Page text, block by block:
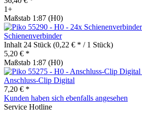
1+
Maßstab 1:87 (H0)
Schienenverbinder
Inhalt 24 Stück (0,22 € * / 1 Stück)
5,20 € *
Maßstab 1:87 (H0)
Anschluss-Clip Digital
7,20 € *
Kunden haben sich ebenfalls angesehen
Service Hotline